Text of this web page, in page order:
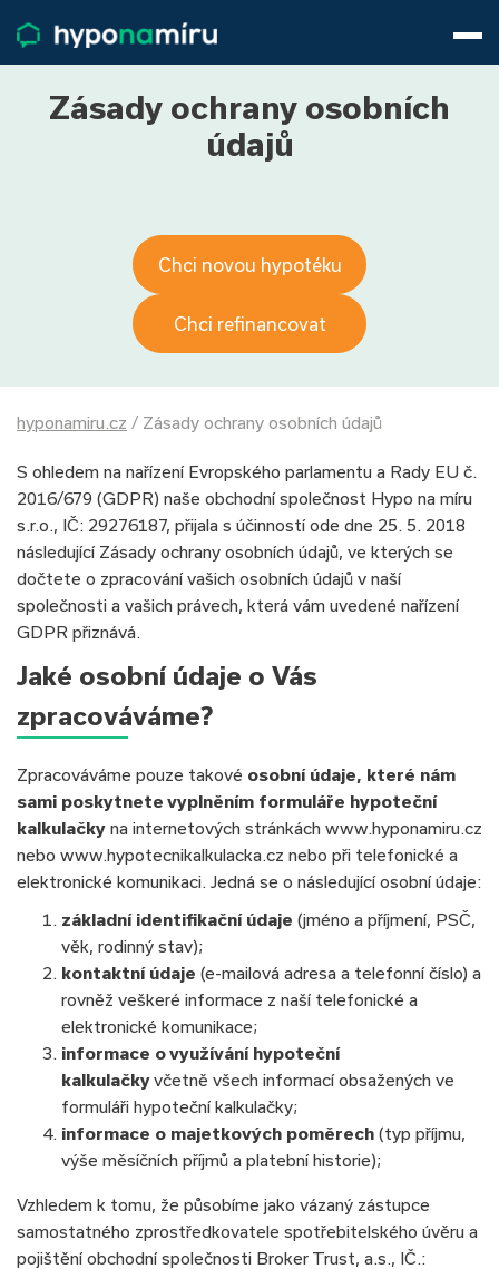
Životní pojištění
Pojištění nemovitosti
Články
Přihlásit
Zásady ochrany osobních
údajů
Chci novou hypotéku
Chci refinancovat
hyponamiru.cz / Zásady ochrany osobních údajů
S ohledem na nařízení Evropského parlamentu a Rady EU č.
2016/679 (GDPR) naše obchodní společnost Hypo na míru
s.r.o., IČ: 29276187, přijala s účinností ode dne 25. 5. 2018
následující Zásady ochrany osobních údajů, ve kterých se
dočtete o zpracování vašich osobních údajů v naší
společnosti a vašich právech, která vám uvedené nařízení
GDPR přiznává.
Jaké osobní údaje o Vás
zpracováváme?
Zpracováváme pouze takové osobní údaje, které nám
sami poskytnete vyplněním formuláře hypoteční
kalkulačky na internetových stránkách www.hyponamiru.cz
nebo www.hypotecnikalkulacka.cz nebo při telefonické a
elektronické komunikaci. Jedná se o následující osobní údaje:
základní identifikační údaje (jméno a příjmení, PSČ,
věk, rodinný stav);
kontaktní údaje (e-mailová adresa a telefonní číslo) a
rovněž veškeré informace z naší telefonické a
elektronické komunikace;
informace o využívání hypoteční
kalkulačkyvčetně všech informací obsažených ve
formuláři hypoteční kalkulačky;
informace o majetkových poměrech (typ příjmu,
výše měsíčních příjmů a platební historie);
Vzhledem k tomu, že působíme jako vázaný zástupce
samostatného zprostředkovatele spotřebitelského úvěru a
pojištění obchodní společnosti Broker Trust, a.s., IČ.: